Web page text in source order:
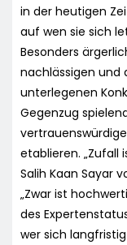
in der heutigen
auf wen sie sich
Besonders
nachlässigen
unterlegenen
Gegenzug
etablieren. „Zufall
Salih Kaan Sayar
„Zwar ist
des
wer sich